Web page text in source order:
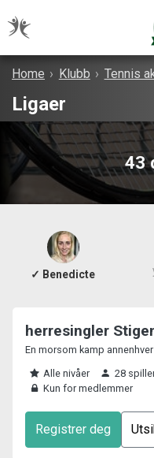
Home › Klubb › Tennis
Ligaer
43
✓ Benedicte
herresingler
En morsom kamp
Alle nivåer
28
Kun for medlemmer
Registrer deg